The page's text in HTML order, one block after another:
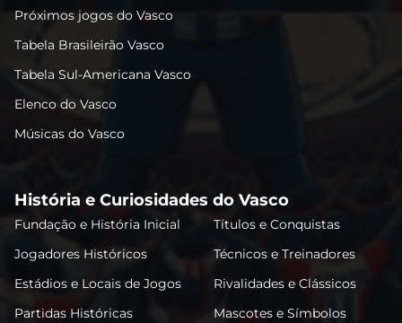
Próximos jogos do Vasco
Tabela Brasileirão Vasco
Tabela Sul-Americana Vasco
Elenco do Vasco
Músicas do Vasco
História e Curiosidades do Vasco
Fundação e História Inicial
Títulos e Conquistas
Jogadores Históricos
Técnicos e Treinadores
Estádios e Locais de Jogos
Rivalidades e Clássicos
Partidas Históricas
Mascotes e Símbolos